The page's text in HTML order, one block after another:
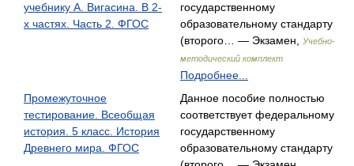
учебнику А. Вигасина. В 2-
х частях. Часть 2. ФГОС
государственному
образовательному стандарту
(второго… — Экзамен,
Учебно-
методический комплект
Подробнее...
Промежуточное
тестирование. Всеобщая
история. 5 класс. История
Древнего мира. ФГОС
Данное пособие полностью
соответствует федеральному
государственному
образовательному стандарту